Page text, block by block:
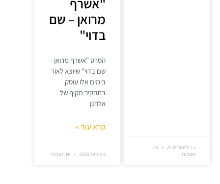
15 בינואר 2026
אין
תגובות
מרואן – שם
בדוי"
הסרט "אשרף מרואן –
שם בדוי" שיוצא לאור
בימים אלו עוסק
בתחקיר מקיף של
אלחנן
קרא עוד »
8 בינואר 2026 אין תגובות